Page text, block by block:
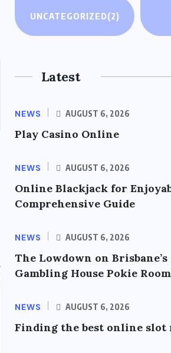
UNCATEGORIZED(2)
Latest
NEWS AUGUST 6, 2026
Play Casino Online
NEWS AUGUST 6, 2026
Online Blackjack for
Comprehensive Guide
NEWS AUGUST 6, 2026
The Lowdown on Brisbane’s
Gambling House Pokie
NEWS AUGUST 6, 2026
Finding the best online slot